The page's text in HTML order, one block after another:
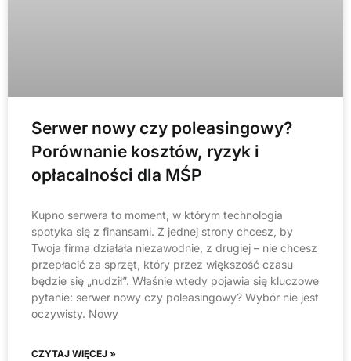
Serwer nowy czy poleasingowy?
Porównanie kosztów, ryzyk i
opłacalności dla MŚP
Kupno serwera to moment, w którym technologia
spotyka się z finansami. Z jednej strony chcesz, by
Twoja firma działała niezawodnie, z drugiej – nie chcesz
przepłacić za sprzęt, który przez większość czasu
będzie się „nudził”. Właśnie wtedy pojawia się kluczowe
pytanie: serwer nowy czy poleasingowy? Wybór nie jest
oczywisty. Nowy
CZYTAJ WIĘCEJ »